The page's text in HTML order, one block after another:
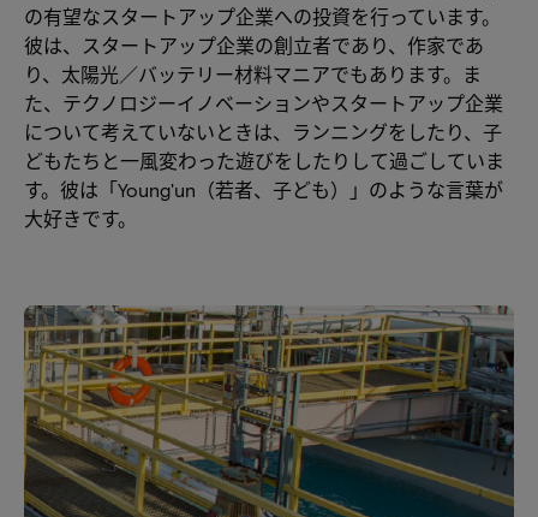
の有望なスタートアップ企業への投資を行っています。
彼は、スタートアップ企業の創立者であり、作家であ
り、太陽光／バッテリー材料マニアでもあります。ま
た、テクノロジーイノベーションやスタートアップ企業
について考えていないときは、ランニングをしたり、子
どもたちと一風変わった遊びをしたりして過ごしていま
す。彼は「Young'un（若者、子ども）」のような言葉が
大好きです。